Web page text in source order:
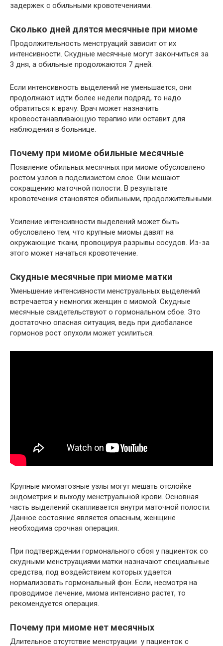
задержек с обильными кровотечениями.
Сколько дней длятся месячные при миоме
Продолжительность менструаций зависит от их
интенсивности. Скудные месячные могут закончиться за
3 дня, а обильные продолжаются 7 дней.
Если интенсивность выделений не уменьшается, они
продолжают идти более недели подряд, то надо
обратиться к врачу. Врач может назначить
кровеостанавливающую терапию или оставит для
наблюдения в больнице.
Почему при миоме обильные месячные
Появление обильных месячных при миоме обусловлено
ростом узлов в подслизистом слое. Они мешают
сокращению маточной полости. В результате
кровотечения становятся обильными, продолжительными.
Усиление интенсивности выделений может быть
обусловлено тем, что крупные миомы давят на
окружающие ткани, провоцируя разрывы сосудов. Из-за
этого может начаться кровотечение.
Скудные месячные при миоме матки
Уменьшение интенсивности менструальных выделений
встречается у немногих женщин с миомой. Скудные
месячные свидетельствуют о гормональном сбое. Это
достаточно опасная ситуация, ведь при дисбалансе
гормонов рост опухоли может усилиться.
Крупные миоматозные узлы могут мешать отслойке
эндометрия и выходу менструальной крови. Основная
часть выделений скапливается внутри маточной полости.
Данное состояние является опасным, женщине
необходима срочная операция.
При подтверждении гормонального сбоя у пациенток со
скудными менструациями матки назначают специальные
средства, под воздействием которых удается
нормализовать гормональный фон. Если, несмотря на
проводимое лечение, миома интенсивно растет, то
рекомендуется операция.
Почему при миоме нет месячных
Длительное отсутствие менструации у пациенток с